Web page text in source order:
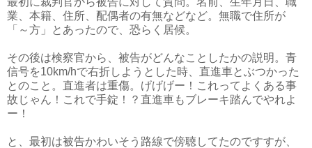
業、本籍、住所、配偶者の有無などなど。無職で住所が
「～方」とあったので、恐らく居候。
その後は検察官から、被告がどんなことしたかの説明。青
信号を10km/hで右折しようとした時、直進車とぶつかった
とのこと。直進者は重傷。げげげー！これってよくある事
故じゃん！これで手錠！？直進車もブレーキ踏んでやれよ
ー！
と、最初は被告かわいそう路線で傍聴してたのですすが、